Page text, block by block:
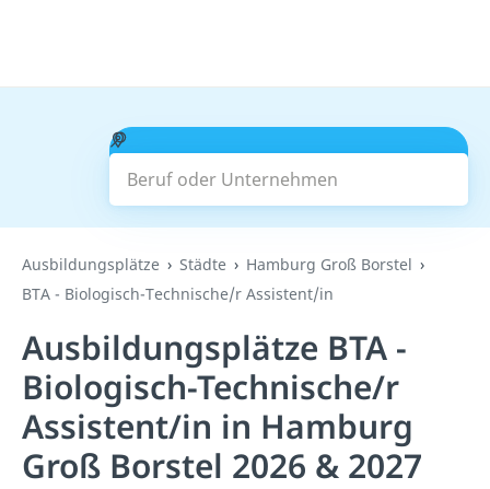
Beruf oder Unternehmen
Suchen
Ausbildungsplätze Städte
Hamburg Groß Borstel
BTA - Biologisch-Technische/r Assistent/in
Ausbildungsplätze BTA -
Biologisch-Technische/r
Assistent/in in Hamburg
Groß Borstel 2026 & 2027